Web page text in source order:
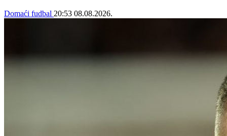
Domaći fudbal 20:53 08.08.2026.